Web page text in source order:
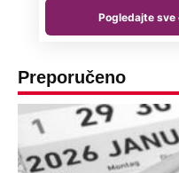
Preporučeno